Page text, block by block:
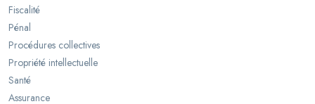
Fiscalité
Pénal
Procédures collectives
Propriété intellectuelle
Santé
Assurance